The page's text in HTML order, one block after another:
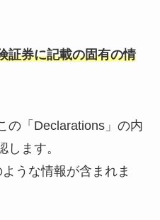
証券に記載の固有の情
の「Declarations」の内
ます。
うな情報が含まれま